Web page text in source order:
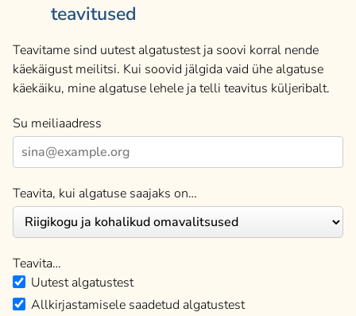
teavitused
Teavitame sind uutest algatustest ja soovi korral nende
käekäigust meilitsi. Kui soovid jälgida vaid ühe algatuse
käekäiku, mine algatuse lehele ja telli teavitus küljeribalt.
Su meiliaadress
Teavita, kui algatuse saajaks on…
Teavita…
Uutest algatustest
Allkirjastamisele saadetud algatustest